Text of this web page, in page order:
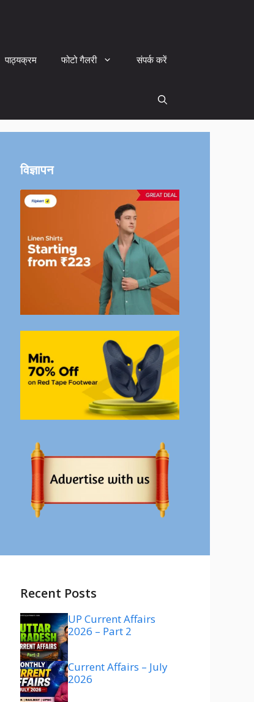
पाठ्यक्रम फोटो गैलरी संपर्क करें
विज्ञापन
Recent Posts
UP Current Affairs
2026 – Part 2
Current Affairs – July
2026